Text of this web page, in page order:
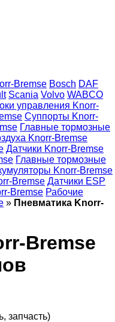
Bremse Bosch DAF
Scania Volvo WABCO
управления Knorr-
Суппорты Knorr-
Главные тормозные
Knorr-Bremse
Датчики Knorr-Bremse
Главные тормозные
Knorr-Bremse
Bremse Датчики ESP
Bremse Рабочие
» Пневматика Knorr-
Bremse
запчасть)